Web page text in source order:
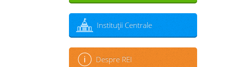
Instituţii Centrale
Despre REI